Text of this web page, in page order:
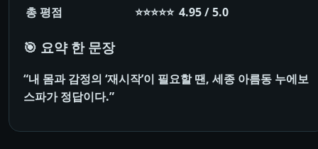
총 평점
⭐⭐⭐⭐⭐ 4.95 / 5.0
🎯 요약 한 문장
“내 몸과 감정의 ‘재시작’이 필요할 땐, 세종 아름동 누에보
스파가 정답이다.”